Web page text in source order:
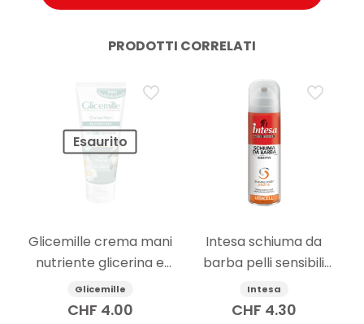
PRODOTTI CORRELATI
Esaurito
Glicemille crema mani
nutriente glicerina e
camomilla 100ml
Glicemille
CHF 4.00
Intesa schiuma da
barba pelli sensibili
senza alcool 300ml
Intesa
CHF 4.30